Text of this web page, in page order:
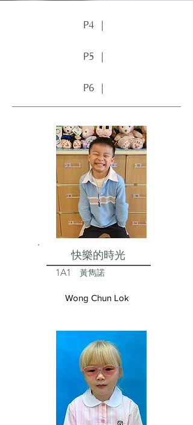
P4 ｜
P5 ｜
P6 ｜
快樂的時光
1A1 黃雋諾
Wong Chun Lok